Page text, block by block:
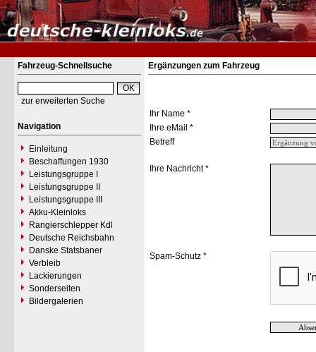
Fahrzeug-Schnellsuche
zur erweiterten Suche
Navigation
Einleitung
Beschaffungen 1930
Leistungsgruppe I
Leistungsgruppe II
Leistungsgruppe III
Akku-Kleinloks
Rangierschlepper Kdl
Deutsche Reichsbahn
Danske Statsbaner
Verbleib
Lackierungen
Sonderseiten
Bildergalerien
Ergänzungen zum Fahrzeug
Ihr Name *
Ihre eMail *
Betreff
Ihre Nachricht *
Spam-Schutz *